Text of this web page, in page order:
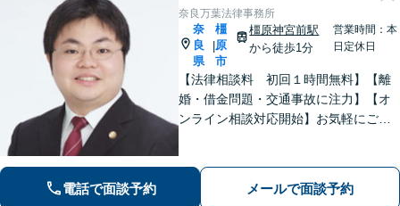
奈良万葉法律事務所
奈
良
県
|
橿
原
市
橿原神宮前駅
から徒歩1分
営業時間：本
日定休日
【法律相談料 初回１時間無料】【離
婚・借金問題・交通事故に注力】【オ
ンライン相談対応開始】お気軽にご相
ます。【土日・夜間相談に対応】
電話で面談予約 メールで面談予約